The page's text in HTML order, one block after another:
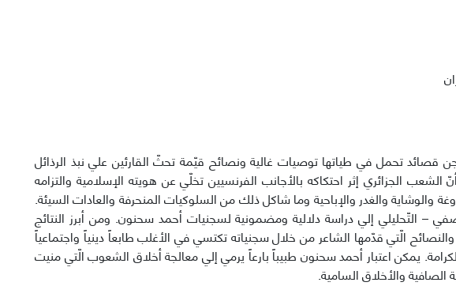
قصائد تحمل في طياتها توصيات غالية ونصائح قيّمة تحثّ القارئين علي نبذ الرذائل
الجزائري إثر احتكاكه بالأجانب الفرنسيين تخلّي عن هويته الإسلامية والتزامه
والوشاية والغدر والإباحية وما شاكل ذلك من السلوكيات المنحرفة والعادات السيئة.
– التّحليلي إلي دراسة دلالية ومضمونية لسجنيات أحمد سحنون. ومن أبرز النتائج
الّتي قدّمها الشاعر من خلال سجنياته تكتسي في الأغلب طابعاً دينياً واجتماعياً
يمكن اعتبار أحمد سحنون طبيباً بارعاً يرمي إلي معالجة أخلاق الشعوب الّتي منيت
والأخلاق السامية.